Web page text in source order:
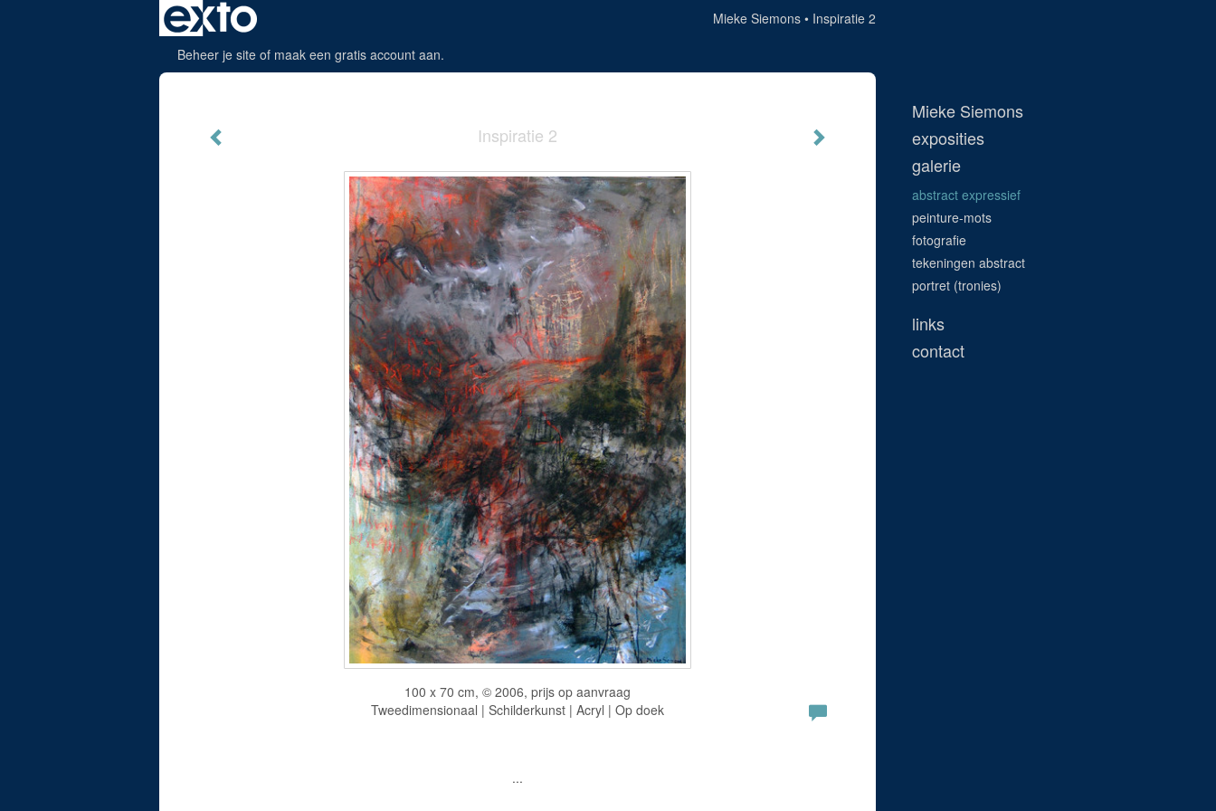
Mieke Siemons
Inspiratie 2
Beheer je site of maak een gratis account aan.
Inspiratie 2
100 x 70 cm, © 2006, prijs op aanvraag
Tweedimensionaal | Schilderkunst | Acryl | Op doek
...
Mieke Siemons
exposities
galerie
abstract expressief
peinture-mots
fotografie
tekeningen abstract
portret (tronies)
links
contact